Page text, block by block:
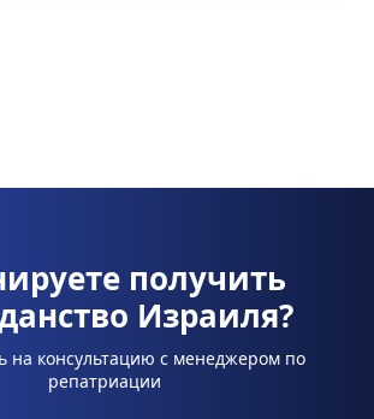
получить
Израиля?
на консультацию с менеджером по
репатриации